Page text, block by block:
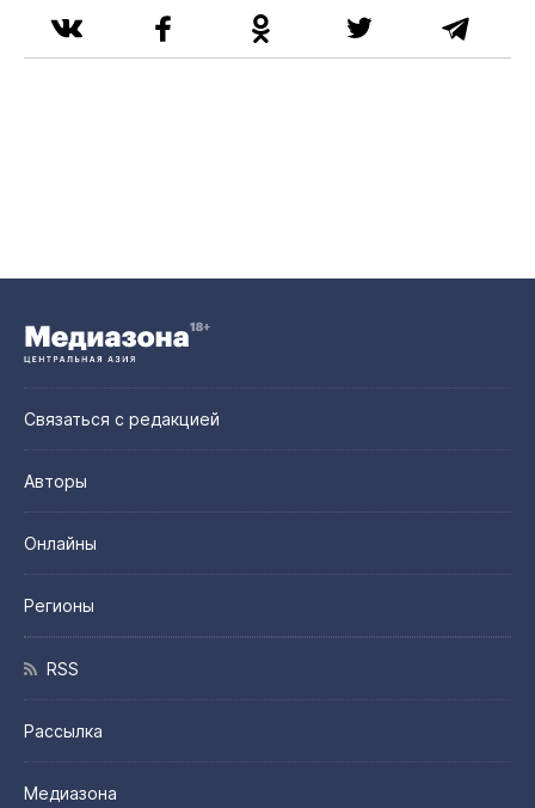
Связаться с редакцией
Авторы
Онлайны
Регионы
RSS
Рассылка
Медиазона